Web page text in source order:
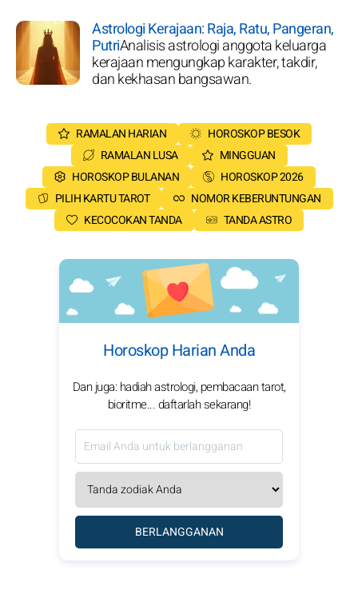
Astrologi Kerajaan: Raja, Ratu, Pangeran,
PutriAnalisis astrologi anggota keluarga
kerajaan mengungkap karakter, takdir,
dan kekhasan bangsawan.
RAMALAN HARIAN
HOROSKOP BESOK
RAMALAN LUSA
MINGGUAN
HOROSKOP BULANAN
HOROSKOP 2026
PILIH KARTU TAROT
NOMOR KEBERUNTUNGAN
KECOCOKAN TANDA
TANDA ASTRO
Horoskop Harian Anda
Dan juga: hadiah astrologi, pembacaan tarot,
bioritme... daftarlah sekarang!
BERLANGGANAN